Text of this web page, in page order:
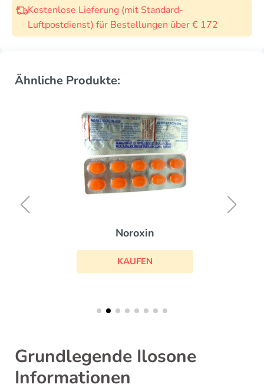
Kostenlose Lieferung (mit Standard-
Luftpostdienst) für Bestellungen über € 172
Ähnliche Produkte:
Noroxin
KAUFEN
Grundlegende Ilosone
Informationen